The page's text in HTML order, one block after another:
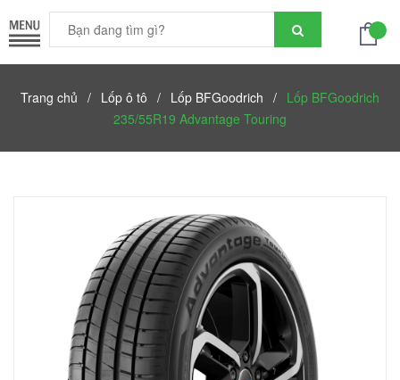
Trang chủ / Lốp ô tô / Lốp BFGoodrich / Lốp BFGoodrich
235/55R19 Advantage Touring